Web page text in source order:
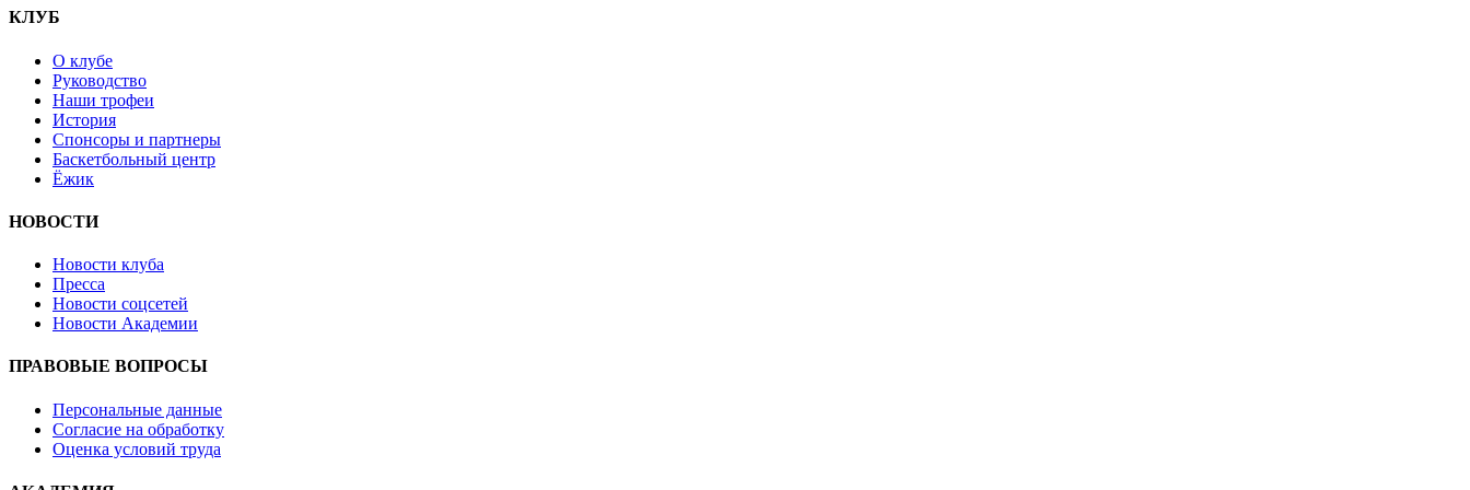
КЛУБ
О клубе
Руководство
Наши трофеи
История
Спонсоры и партнеры
Баскетбольный центр
Ёжик
НОВОСТИ
Новости клуба
Пресса
Новости соцсетей
Новости Академии
ПРАВОВЫЕ ВОПРОСЫ
Персональные данные
Согласие на обработку
Оценка условий труда